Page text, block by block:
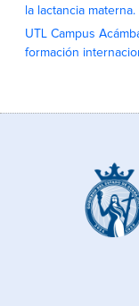
la lactancia materna.
UTL Campus
formación